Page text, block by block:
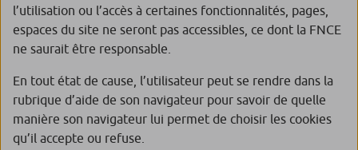
l’utilisation ou l’accès à certaines fonctionnalités, pages,
espaces du site ne seront pas accessibles, ce dont la FNCE
ne saurait être responsable.
En tout état de cause, l’utilisateur peut se rendre dans la
rubrique d’aide de son navigateur pour savoir de quelle
manière son navigateur lui permet de choisir les cookies
qu’il accepte ou refuse.